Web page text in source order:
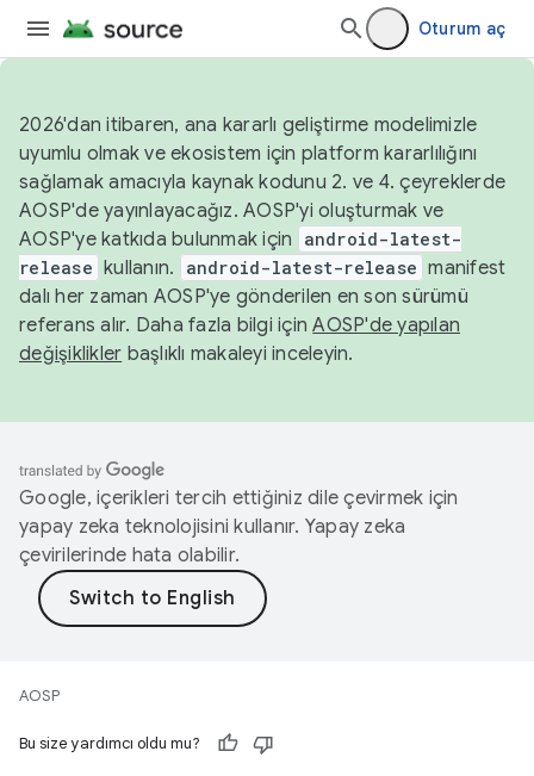
Oturum aç
2026'dan itibaren, ana kararlı geliştirme modelimizle
uyumlu olmak ve ekosistem için platform kararlılığını
sağlamak amacıyla kaynak kodunu 2. ve 4. çeyreklerde
AOSP'de yayınlayacağız. AOSP'yi oluşturmak ve
AOSP'ye katkıda bulunmak için
android-latest-
release kullanın. android-latest-release manifest
dalı her zaman AOSP'ye gönderilen en son sürümü
referans alır. Daha fazla bilgi içinAOSP'de yapılan
değişiklikler başlıklı makaleyi inceleyin.
Google, içerikleri tercih ettiğiniz dile çevirmek için
yapay zeka teknolojisini kullanır. Yapay zeka
çevirilerinde hata olabilir.
AOSP
Bu size yardımcı oldu mu?